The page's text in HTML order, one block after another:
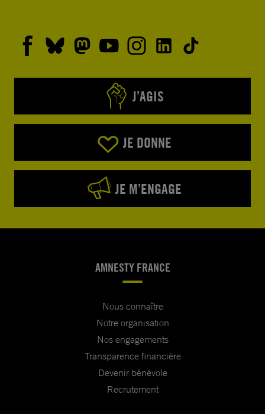
J’AGIS
JE DONNE
JE M’ENGAGE
AMNESTY FRANCE
Nous connaître
Notre organisation
Nos engagements
Transparence financière
Devenir bénévole
Recrutement